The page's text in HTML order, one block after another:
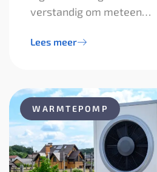
verstandig om meteen…
Lees meer
WARMTEPOMP